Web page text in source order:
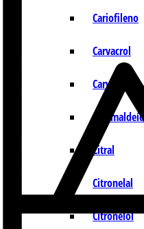
Cariofileno
Carvacrol
Carvona
Cinamaldeído
Citral
Citronelal
Citronelol